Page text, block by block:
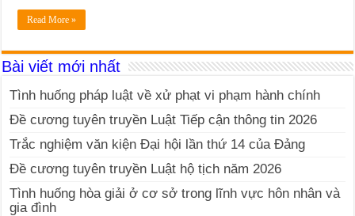
Read More »
Bài viết mới nhất
Tình huống pháp luật về xử phạt vi phạm hành chính
Đề cương tuyên truyền Luật Tiếp cận thông tin 2026
Trắc nghiệm văn kiện Đại hội lần thứ 14 của Đảng
Đề cương tuyên truyền Luật hộ tịch năm 2026
Tình huống hòa giải ở cơ sở trong lĩnh vực hôn nhân và
gia đình